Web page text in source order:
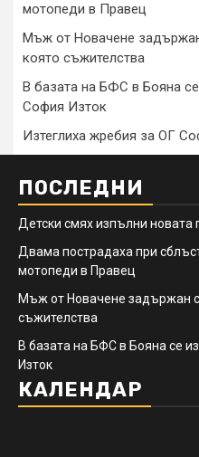
мотопеди в Правец
Мъж от Новачене
която съжителства
В базата на БФС в Бояна
София Изток
Изтеглиха жребия за ОГ
ПОСЛЕДНИ
Детски смях изпълни новата
Двама пострадаха при
мотопеди в Правец
Мъж от Новачене задържан
съжителства
В базата на БФС в Бояна се
Изток
КАЛЕНДАР